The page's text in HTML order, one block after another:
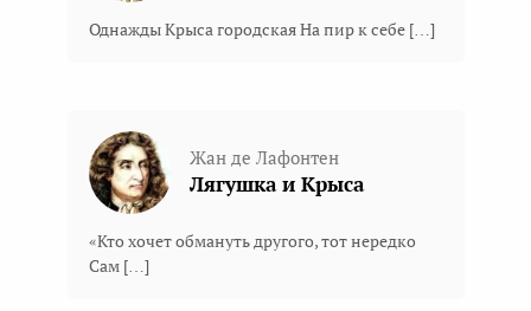
Однажды Крыса городская На пир к себе […]
Жан де Лафонтен
Лягушка и Крыса
«Кто хочет обмануть другого, тот нередко
Сам […]